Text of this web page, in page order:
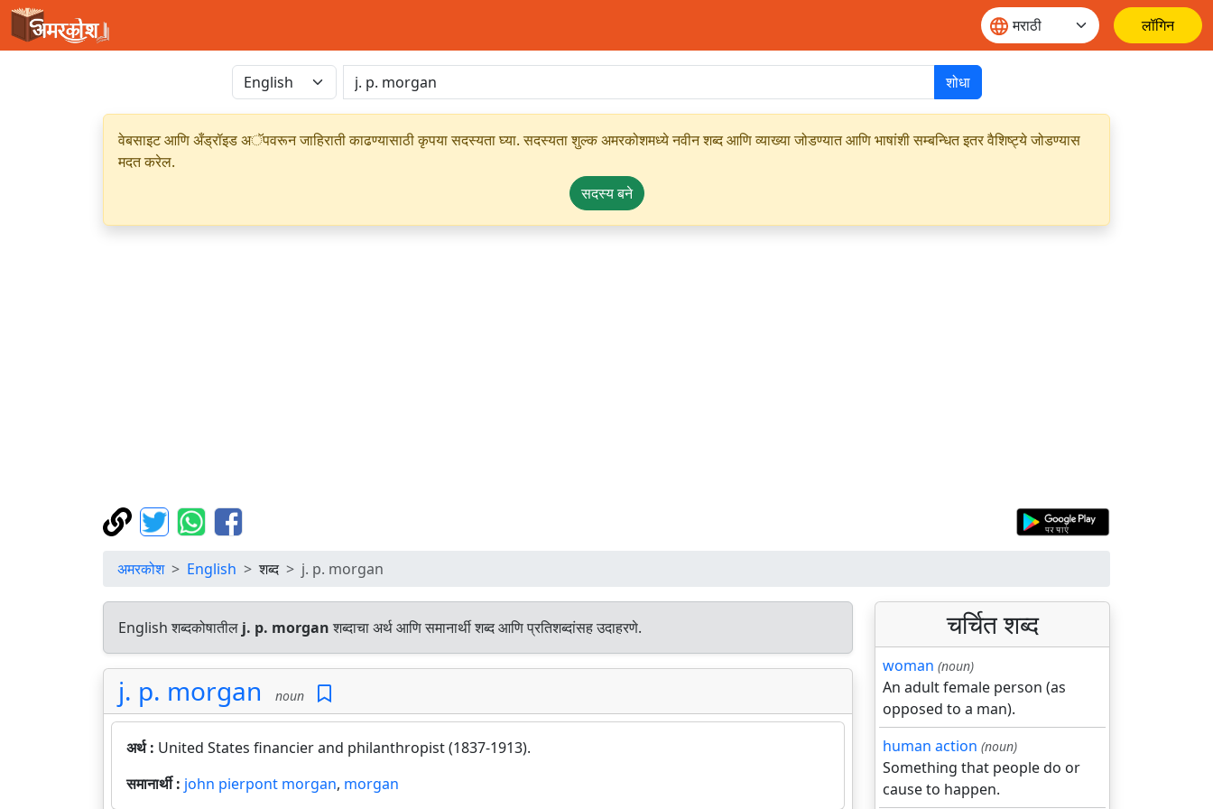
लॉगिन
शोधा
वेबसाइट आणि अँड्रॉइड अॅपवरून जाहिराती काढण्यासाठी कृपया सदस्यता घ्या. सदस्यता शुल्क अमरकोशमध्ये नवीन शब्द आणि व्याख्या जोडण्यात आणि भाषांशी सम्बन्धित इतर वैशिष्ट्ये जोडण्यास
मदत करेल.
सदस्य बने
अमरकोश English शब्द j. p. morgan
English शब्दकोषातील j. p. morganशब्दाचा अर्थ आणि समानार्थी शब्द आणि प्रतिशब्दांसह उदाहरणे.
j. p. morgan noun
अर्थ : United States financier and philanthropist (1837-1913).
समानार्थी : john pierpont morgan, morgan
चर्चित शब्द
woman (noun)
An adult female person (as
opposed to a man).
human action (noun)
Something that people do or
cause to happen.